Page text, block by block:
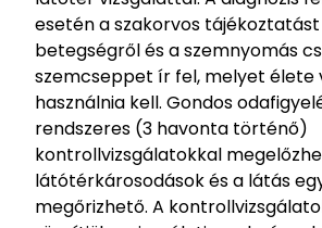
esetén a szakorvos
betegségről és a szemnyomás
szemcseppet ír fel, melyet élete
használnia kell. Gondos
rendszeres (3 havonta történő)
kontrollvizsgálatokkal
látótérkárosodások és a látás
megőrizhető. A